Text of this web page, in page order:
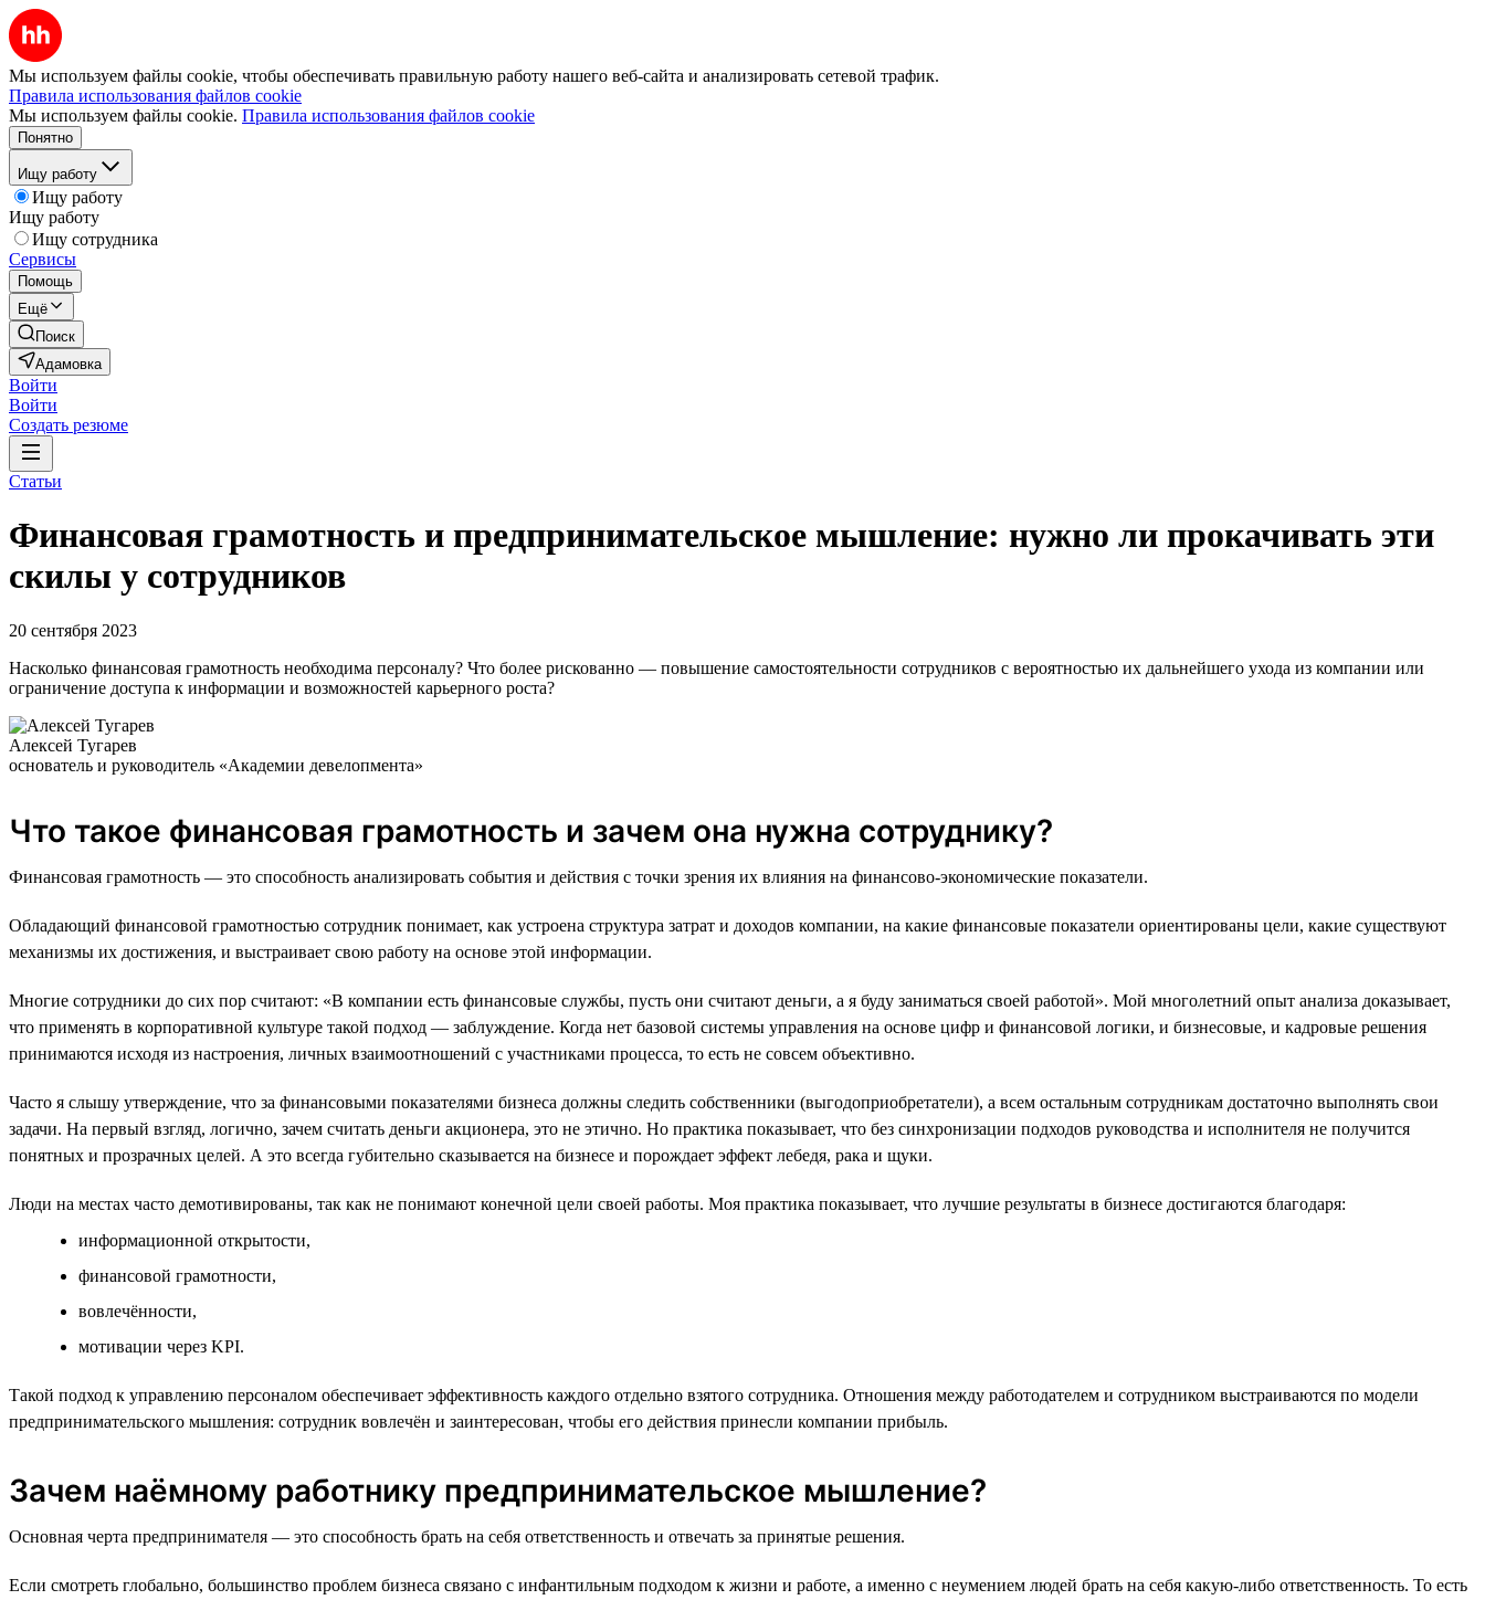
Мы используем файлы cookie, чтобы обеспечивать правильную работу нашего веб-сайта и анализировать сетевой трафик.
Правила использования файлов cookie
Мы используем файлы cookie. Правила использования файлов cookie
Понятно
Ищу работу
Ищу работу
Ищу работу
Ищу сотрудника
Сервисы
Помощь
Ещё
Поиск
Адамовка
Войти
Войти
Создать резюме
Статьи
Финансовая грамотность и предпринимательское мышление: нужно ли прокачивать эти
скилы у сотрудников
20 сентября 2023
Насколько финансовая грамотность необходима персоналу? Что более рискованно — повышение самостоятельности сотрудников с вероятностью их дальнейшего ухода из компании или
ограничение доступа к информации и возможностей карьерного роста?
Алексей Тугарев
основатель и руководитель «Академии девелопмента»
Что такое финансовая грамотность и зачем она нужна сотруднику?
Финансовая грамотность — это способность анализировать события и действия с точки зрения их влияния на финансово-экономические показатели.
Обладающий финансовой грамотностью сотрудник понимает, как устроена структура затрат и доходов компании, на какие финансовые показатели ориентированы цели, какие существуют
механизмы их достижения, и выстраивает свою работу на основе этой информации.
Многие сотрудники до сих пор считают: «В компании есть финансовые службы, пусть они считают деньги, а я буду заниматься своей работой». Мой многолетний опыт анализа доказывает,
что применять в корпоративной культуре такой подход — заблуждение. Когда нет базовой системы управления на основе цифр и финансовой логики, и бизнесовые, и кадровые решения
принимаются исходя из настроения, личных взаимоотношений с участниками процесса, то есть не совсем объективно.
Часто я слышу утверждение, что за финансовыми показателями бизнеса должны следить собственники (выгодоприобретатели), а всем остальным сотрудникам достаточно выполнять свои
задачи. На первый взгляд, логично, зачем считать деньги акционера, это не этично. Но практика показывает, что без синхронизации подходов руководства и исполнителя не получится
понятных и прозрачных целей. А это всегда губительно сказывается на бизнесе и порождает эффект лебедя, рака и щуки.
Люди на местах часто демотивированы, так как не понимают конечной цели своей работы. Моя практика показывает, что лучшие результаты в бизнесе достигаются благодаря:
информационной открытости,
финансовой грамотности,
вовлечённости,
мотивации через KPI.
Такой подход к управлению персоналом обеспечивает эффективность каждого отдельно взятого сотрудника. Отношения между работодателем и сотрудником выстраиваются по модели
предпринимательского мышления: сотрудник вовлечён и заинтересован, чтобы его действия принесли компании прибыль.
Зачем наёмному работнику предпринимательское мышление?
Основная черта предпринимателя — это способность брать на себя ответственность и отвечать за принятые решения.
Если смотреть глобально, большинство проблем бизнеса связано с инфантильным подходом к жизни и работе, а именно с неумением людей брать на себя какую-либо ответственность. То есть